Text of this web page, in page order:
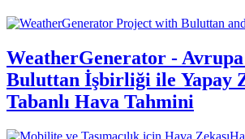
WeatherGenerator -
Buluttan İşbirliği ile Yapay
Tabanlı Hava Tahmini